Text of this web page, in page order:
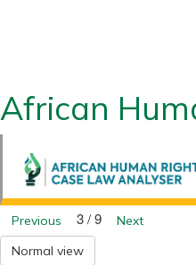
African
Previous 3 / 9
Next
Normal view